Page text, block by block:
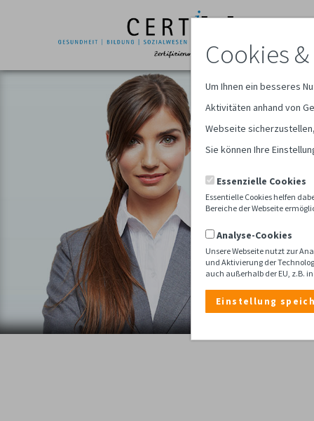
Cookies
Um Ihnen ein besseres
Aktivitäten anhand von
Webseite
Sie können Ihre
Essenzielle Cookies
Essentielle Cookies helfen
Bereiche der Webseite
Analyse-Cookies
Unsere Webseite nutzt zur
und Aktivierung der
auch außerhalb der EU, z.B.